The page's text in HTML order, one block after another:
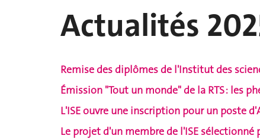
Actualités
Remise des diplômes de l'Institut des
Émission "Tout un monde" de la RTS : les
L'ISE ouvre une inscription pour un poste
Le projet d'un membre de l'ISE